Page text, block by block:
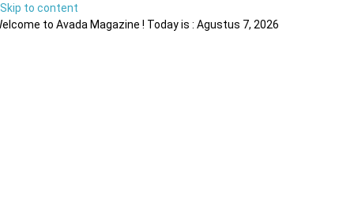
Skip to content
to Avada Magazine ! Today is : Agustus 7, 2026